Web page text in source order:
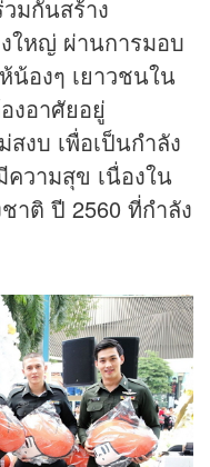
มกันสร้าง
ใหญ่ ผ่านการมอบ
องๆ เยาวชนใน
งอาศัยอยู่
งบ เพื่อเป็นกำลัง
วามสุข เนื่องใน
าติ ปี 2560 ที่กำลัง